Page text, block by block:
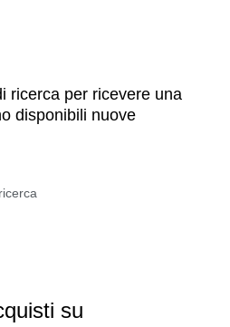
ricerca per ricevere una
disponibili nuove
su